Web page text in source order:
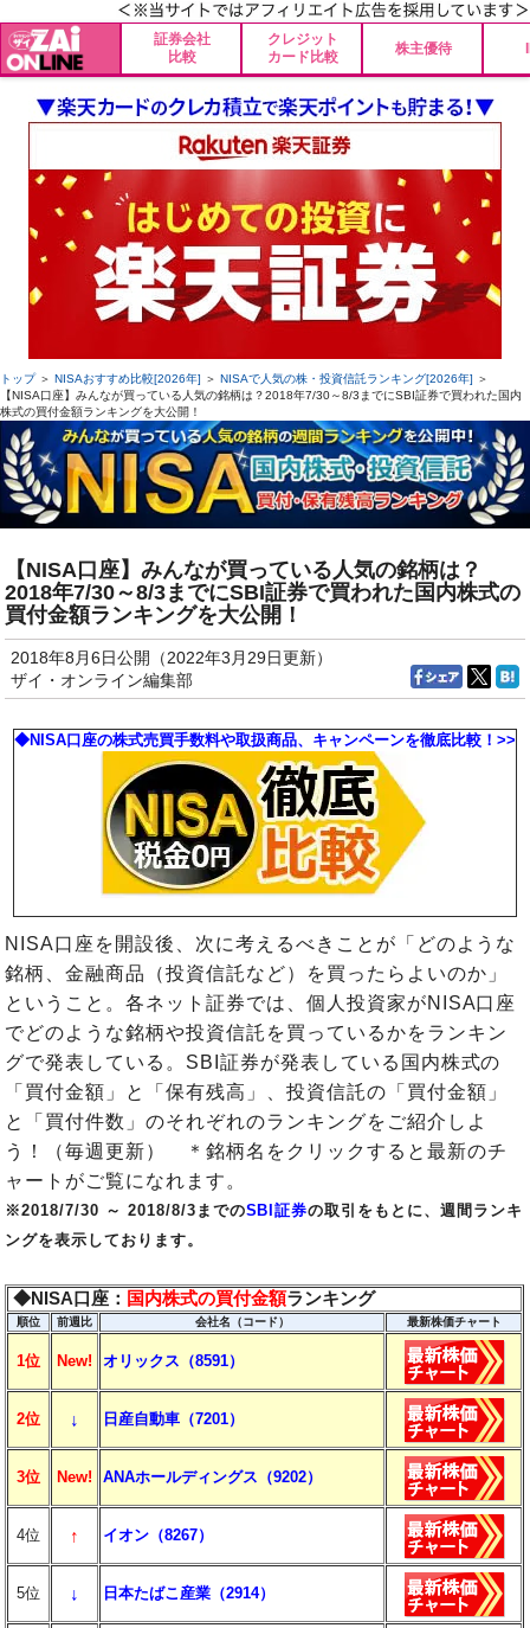
証券会社
比較
クレジット
カード比較
株主優待
トップ＞ NISAおすすめ比較[2026年] ＞ NISAで人気の株・投資信託ランキング[2026年] ＞
【NISA口座】みんなが買っている人気の銘柄は？2018年7/30～8/3までにSBI証券で買われた国内
株式の買付金額ランキングを大公開！
【NISA口座】みんなが買っている人気の銘柄は？
2018年7/30～8/3までにSBI証券で買われた国内株式の
買付金額ランキングを大公開！
2018年8月6日公開（2022年3月29日更新）
ザイ・オンライン編集部
◆NISA口座の株式売買手数料や取扱商品、キャンペーンを徹底比較！>>
NISA口座を開設後、次に考えるべきことが「どのような
銘柄、金融商品（投資信託など）を買ったらよいのか」
ということ。各ネット証券では、個人投資家がNISA口座
でどのような銘柄や投資信託を買っているかをランキン
グで発表している。SBI証券が発表している国内株式の
「買付金額」と「保有残高」、投資信託の「買付金額」
と「買付件数」のそれぞれのランキングをご紹介しよ
う！（毎週更新） ＊銘柄名をクリックすると最新のチ
ャートがご覧になれます。
※2018/7/30 ～ 2018/8/3までのSBI証券の取引をもとに、週間ランキ
ングを表示しております。
◆NISA口座： 国内株式の買付金額ランキング
順位 前週比 会社名（コード） 最新株価チャート
1位 New! オリックス（8591）
2位 ↓ 日産自動車（7201）
3位 New! ANAホールディングス（9202）
4位 ↑ イオン（8267）
5位 ↓ 日本たばこ産業（2914）